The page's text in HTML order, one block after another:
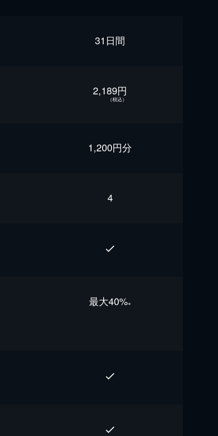
31日間
2,189円
（税込）
1,200円分
4
最⼤40%※